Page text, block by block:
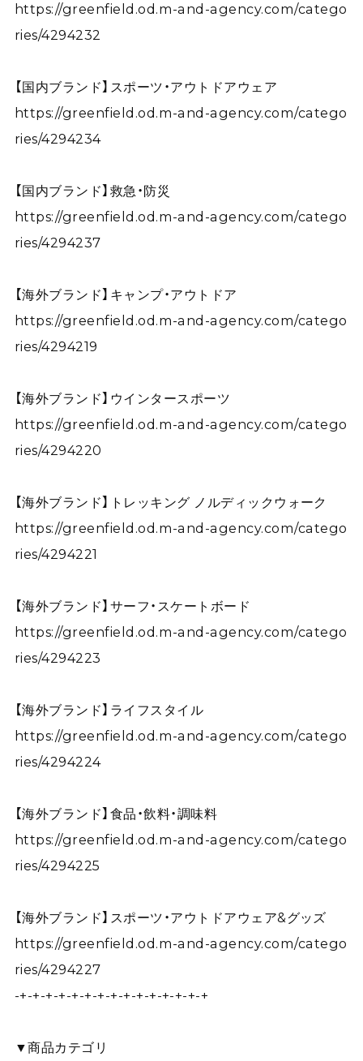
https://greenfield.od.m-and-agency.com/catego
ries/4294232
【国内ブランド】スポーツ・アウトドアウェア
https://greenfield.od.m-and-agency.com/catego
ries/4294234
【国内ブランド】救急・防災
https://greenfield.od.m-and-agency.com/catego
ries/4294237
【海外ブランド】キャンプ・アウトドア
https://greenfield.od.m-and-agency.com/catego
ries/4294219
【海外ブランド】ウインタースポーツ
https://greenfield.od.m-and-agency.com/catego
ries/4294220
【海外ブランド】トレッキング ノルディックウォーク
https://greenfield.od.m-and-agency.com/catego
ries/4294221
【海外ブランド】サーフ・スケートボード
https://greenfield.od.m-and-agency.com/catego
ries/4294223
【海外ブランド】ライフスタイル
https://greenfield.od.m-and-agency.com/catego
ries/4294224
【海外ブランド】食品・飲料・調味料
https://greenfield.od.m-and-agency.com/catego
ries/4294225
【海外ブランド】スポーツ・アウトドアウェア&グッズ
https://greenfield.od.m-and-agency.com/catego
ries/4294227
-+-+-+-+-+-+-+-+-+-+-+-+-+-+-+
▼商品カテゴリ